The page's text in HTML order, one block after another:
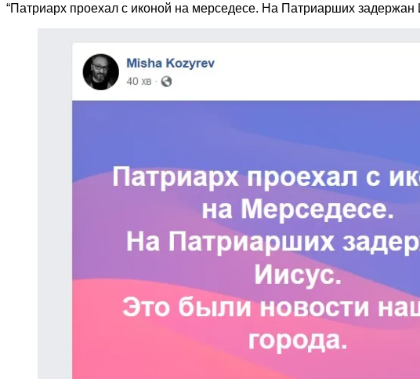
“Патриарх проехал с иконой на мерседесе. На Патриарших